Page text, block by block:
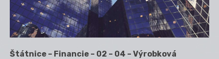
Štátnice – Financie – 02 – 04 – Výrobková